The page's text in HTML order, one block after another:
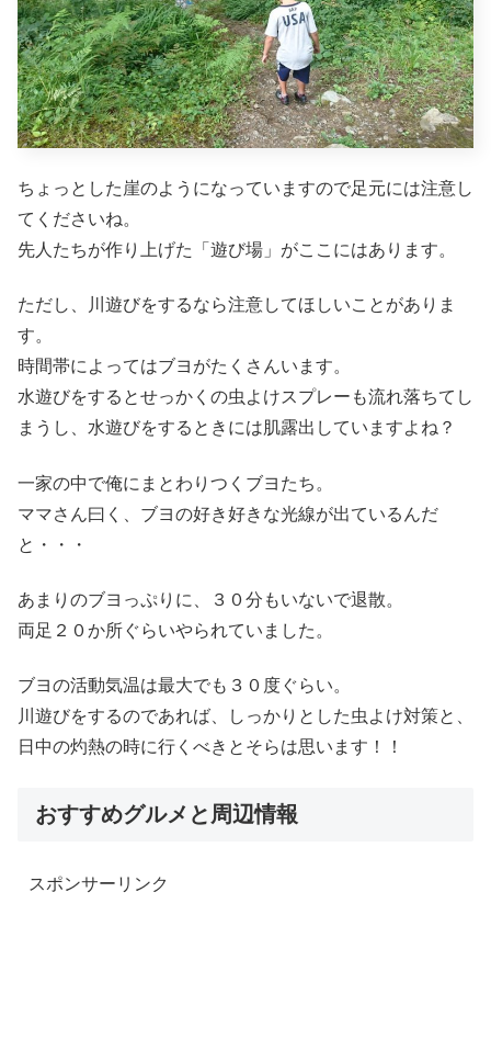
ちょっとした崖のようになっていますので足元には注意し
てくださいね。
先人たちが作り上げた「遊び場」がここにはあります。
ただし、川遊びをするなら注意してほしいことがありま
す。
時間帯によってはブヨがたくさんいます。
水遊びをするとせっかくの虫よけスプレーも流れ落ちてし
まうし、水遊びをするときには肌露出していますよね？
一家の中で俺にまとわりつくブヨたち。
ママさん曰く、ブヨの好き好きな光線が出ているんだ
と・・・
あまりのブヨっぷりに、３０分もいないで退散。
両足２０か所ぐらいやられていました。
ブヨの活動気温は最大でも３０度ぐらい。
川遊びをするのであれば、しっかりとした虫よけ対策と、
日中の灼熱の時に行くべきとそらは思います！！
おすすめグルメと周辺情報
スポンサーリンク